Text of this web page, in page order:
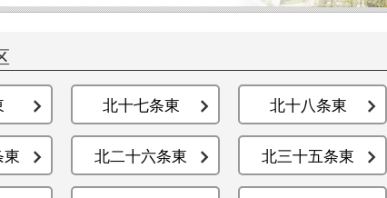
北十七条東 北十八条東
東 北二十六条東 北三十五条東